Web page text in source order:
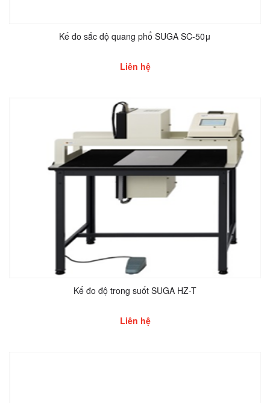
Kế đo sắc độ quang phổ SUGA SC-50μ
Liên hệ
Kế đo độ trong suốt SUGA HZ-T
Liên hệ